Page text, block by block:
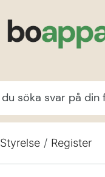
Styrelse / Register